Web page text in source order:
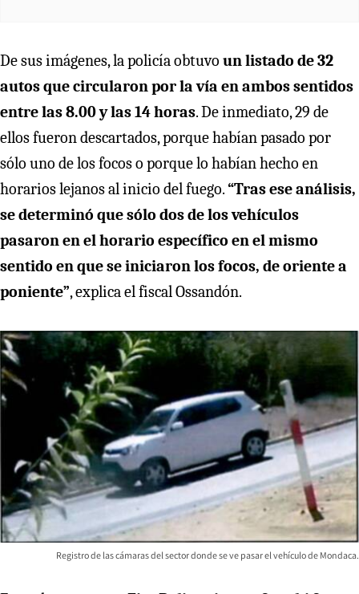
De sus imágenes, la policía obtuvo un listado de 32
autos que circularon por la vía en ambos sentidos
entre las 8.00 y las 14 horas. De inmediato, 29 de
ellos fueron descartados, porque habían pasado por
sólo uno de los focos o porque lo habían hecho en
horarios lejanos al inicio del fuego.“Tras ese análisis,
se determinó que sólo dos de los vehículos
pasaron en el horario específico en el mismo
sentido en que se iniciaron los focos, de oriente a
poniente”, explica el fiscal Ossandón.
Registro de las cámaras del sector donde se ve pasar el vehículo de Mondaca.